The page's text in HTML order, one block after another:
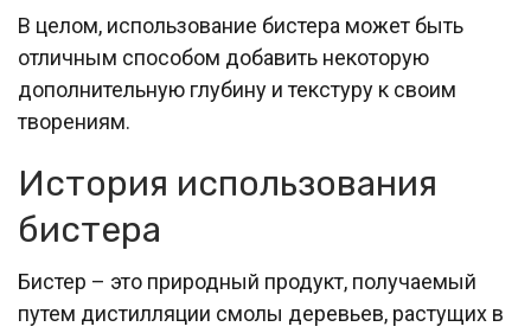
В целом, использование бистера может быть
отличным способом добавить некоторую
дополнительную глубину и текстуру к своим
творениям.
История использования
бистера
Бистер – это природный продукт, получаемый
путем дистилляции смолы деревьев, растущих в